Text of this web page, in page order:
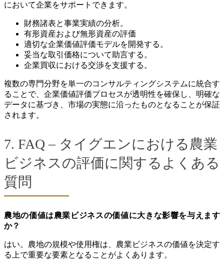
において企業をサポートできます。
財務諸表と事業実績の分析。
有形資産および無形資産の評価
適切な企業価値評価モデルを開発する。
妥当な取引価格について助言する。
企業買収における交渉を支援する。
複数の専門分野を単一のコンサルティングシステムに統合す
ることで、企業価値評価プロセスが透明性を確保し、明確な
データに基づき、市場の実態に沿ったものとなることが保証
されます。
7. FAQ – タイグエンにおける農業
ビジネスの評価に関するよくある
質問
農地の価値は農業ビジネスの価値に大きな影響を与えます
か？
はい。農地の規模や使用権は、農業ビジネスの価値を決定す
る上で重要な要素となることがよくあります。